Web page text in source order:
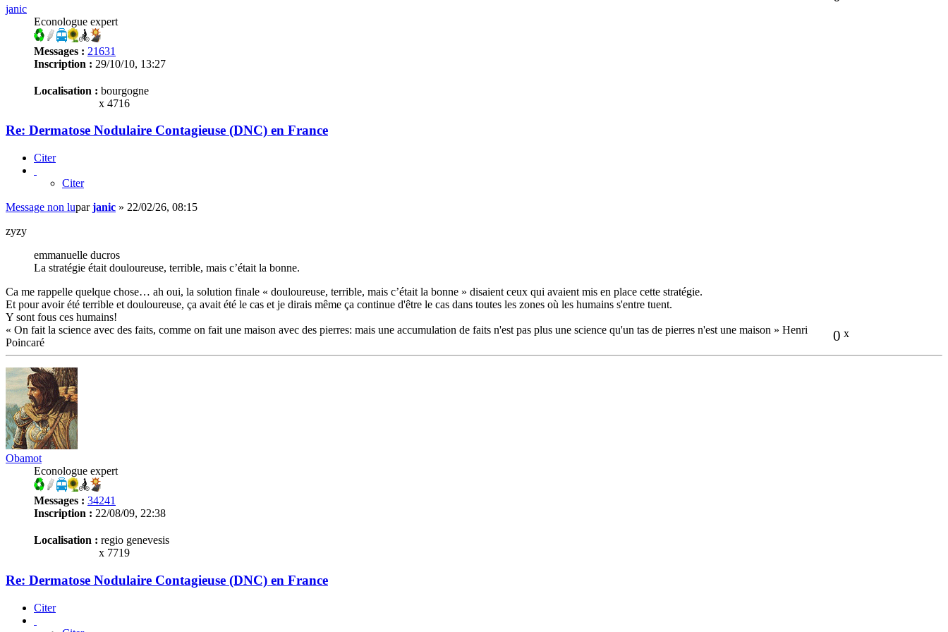
janic
Econologue expert
Messages : 21631
Inscription : 29/10/10, 13:27
Localisation : bourgogne
x 4716
Re: Dermatose Nodulaire Contagieuse (DNC) en France
Citer
Citer
Message non luparjanic » 22/02/26, 08:15
zyzy
emmanuelle ducros
La stratégie était douloureuse, terrible, mais c’était la bonne.
Ca me rappelle quelque chose… ah oui, la solution finale « douloureuse, terrible, mais c’était la bonne » disaient ceux qui avaient mis en place cette stratégie.
Et pour avoir été terrible et douloureuse, ça avait été le cas et je dirais même ça continue d'être le cas dans toutes les zones où les humains s'entre tuent.
Y sont fous ces humains!
0 x
« On fait la science avec des faits, comme on fait une maison avec des pierres: mais une accumulation de faits n'est pas plus une science qu'un tas de pierres n'est une maison » Henri
Poincaré
Obamot
Econologue expert
Messages : 34241
Inscription : 22/08/09, 22:38
Localisation : regio genevesis
x 7719
Re: Dermatose Nodulaire Contagieuse (DNC) en France
Citer